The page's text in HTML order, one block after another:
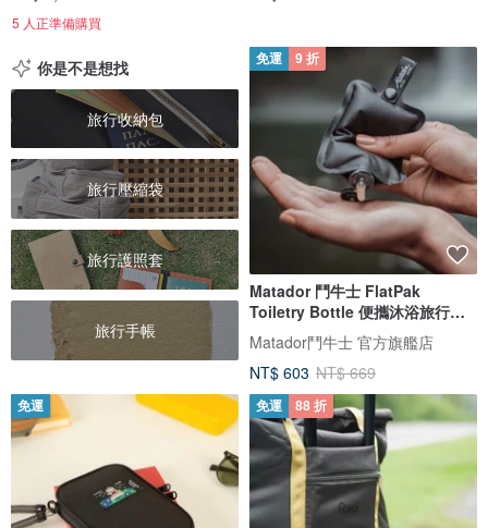
5 人正準備購買
你是不是想找
旅行收納包
旅行壓縮袋
旅行護照套
旅行手帳
免運 9 折
Matador 鬥牛士 FlatPak
Toiletry Bottle 便攜沐浴旅行分
裝瓶
Matador鬥牛士 官方旗艦店
NT$ 603 NT$ 669
免運 免運 88 折